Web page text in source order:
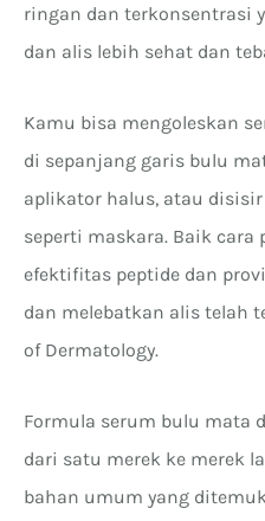
ringan dan terkonsentrasi
dan alis lebih sehat dan
Kamu bisa mengoleskan
di sepanjang garis bulu
aplikator halus, atau
seperti maskara. Baik cara
efektifitas peptide dan
dan melebatkan alis telah
of Dermatology.
Formula serum bulu mata
dari satu merek ke merek
bahan umum yang